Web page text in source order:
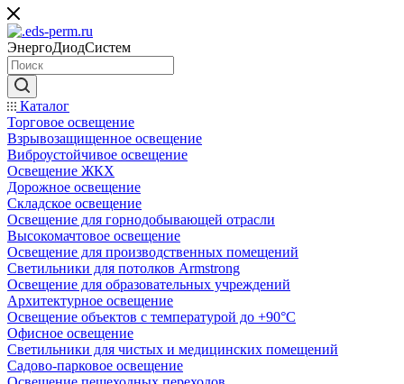
ЭнергоДиодСистем
Каталог
Торговое освещение
Взрывозащищенное освещение
Виброустойчивое освещение
Освещение ЖКХ
Дорожное освещение
Складское освещение
Освещение для горнодобывающей отрасли
Высокомачтовое освещение
Освещение для производственных помещений
Светильники для потолков Armstrong
Освещение для образовательных учреждений
Архитектурное освещение
Освещение объектов с температурой до +90°С
Офисное освещение
Светильники для чистых и медицинских помещений
Садово-парковое освещение